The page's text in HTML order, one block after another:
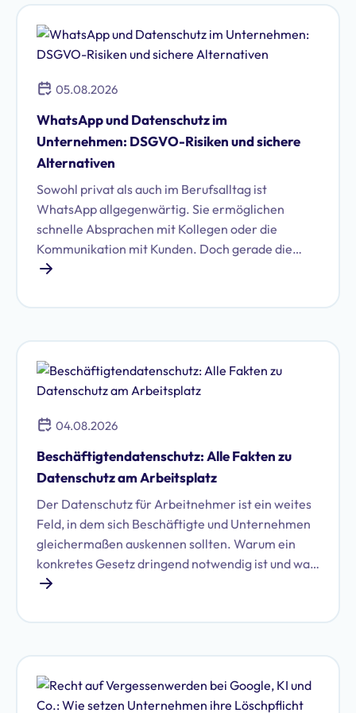
05.08.2026
WhatsApp und Datenschutz im
Unternehmen: DSGVO-Risiken und sichere
Alternativen
Sowohl privat als auch im Berufsalltag ist
WhatsApp allgegenwärtig. Sie ermöglichen
schnelle Absprachen mit Kollegen oder die
Kommunikation mit Kunden. Doch gerade die
Nutzung von WhatsApp im geschäftlichen Umfeld
welche das sind und ob Sie WhatsApp DSGVO-
04.08.2026
Beschäftigtendatenschutz: Alle Fakten zu
Datenschutz am Arbeitsplatz
Der Datenschutz für Arbeitnehmer ist ein weites
Feld, in dem sich Beschäftigte und Unternehmen
gleichermaßen auskennen sollten. Warum ein
konkretes Gesetz dringend notwendig ist und was
damit auf Unternehmen zukommen könnte, zeigt